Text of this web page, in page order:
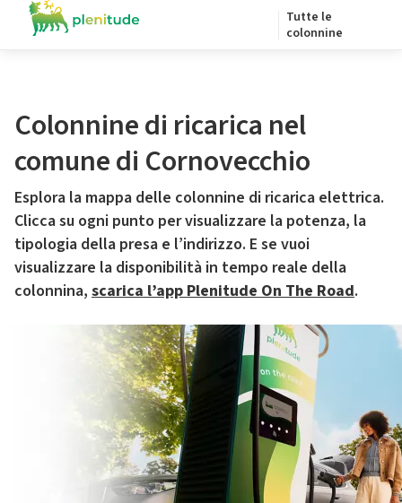
Tutte le
colonnine
Colonnine di ricarica nel
comune di Cornovecchio
Esplora la mappa delle colonnine di ricarica elettrica.
Clicca su ogni punto per visualizzare la potenza, la
tipologia della presa e l’indirizzo. E se vuoi
visualizzare la disponibilità in tempo reale della
colonnina, scarica l’app Plenitude On The Road.